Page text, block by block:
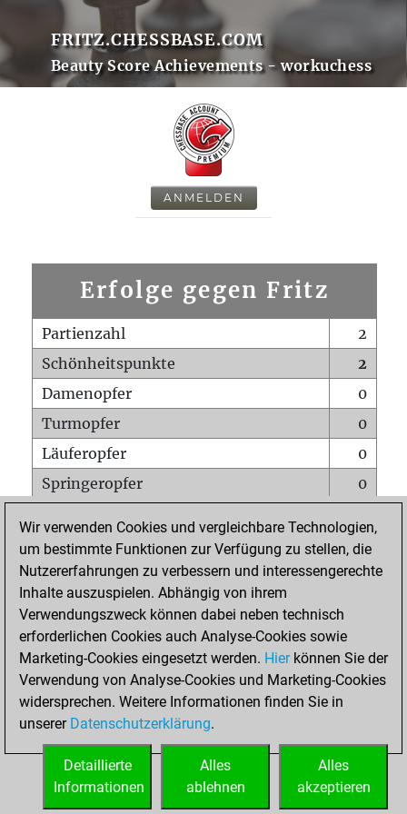
FRITZ.CHESSBASE.COM
Beauty Score Achievements - workuchess
ANMELDEN
Erfolge gegen Fritz
Partienzahl
2
Schönheitspunkte
2
Damenopfer
0
Turmopfer
0
Läuferopfer
0
Springeropfer
0
Matt auf vollem Brett
0
Bauer setzt Matt
0
Erstickte Matts
Unterverwandlungen
Türme auf der siebten
0
STARTSEITE
Wir verwenden Cookies und vergleichbare Technologien,
um bestimmte Funktionen zur Verfügung zu stellen, die
Nutzererfahrungen zu verbessern und interessengerechte
Inhalte auszuspielen. Abhängig von ihrem
Verwendungszweck können dabei neben technisch
erforderlichen Cookies auch Analyse-Cookies sowie
Marketing-Cookies eingesetzt werden. Hierkönnen Sie der
Verwendung von Analyse-Cookies und Marketing-Cookies
widersprechen. Weitere Informationen finden Sie in
unserer Datenschutzerklärung.
Alles
akzeptieren
Alles
ablehnen
Detaillierte
Informationen